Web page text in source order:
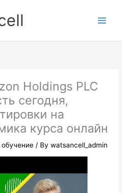
Holdings PLC
сегодня,
на
курса онлайн
/ Bywatsancell_admin